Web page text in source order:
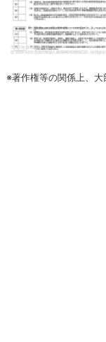
※著作権等の関係上、大